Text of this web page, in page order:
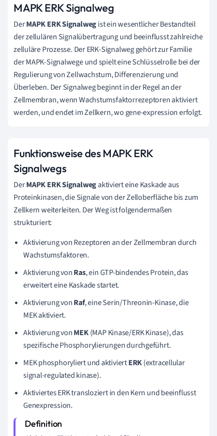
MAPK ERK Signalweg
DerMAPK ERK Signalwegist ein wesentlicher Bestandteil
der zellulären Signalübertragung und beeinflusst zahlreiche
zelluläre Prozesse. Der ERK-Signalweg gehört zur Familie
der MAPK-Signalwege und spielt eine Schlüsselrolle bei der
Regulierung von Zellwachstum, Differenzierung und
Überleben. Der Signalweg beginnt in der Regel an der
Zellmembran, wenn Wachstumsfaktorrezeptoren aktiviert
werden, und endet im Zellkern, wo gene-expression erfolgt.
Funktionsweise des MAPK ERK
Signalwegs
DerMAPK ERK Signalwegaktiviert eine Kaskade aus
Proteinkinasen, die Signale von der Zelloberfläche bis zum
Zellkern weiterleiten. Der Weg ist folgendermaßen
strukturiert:
Aktivierung von Rezeptoren an der Zellmembran durch
Wachstumsfaktoren.
Aktivierung vonRas, ein GTP-bindendes Protein, das
erweitert eine Kaskade startet.
Aktivierung vonRaf, eine Serin/Threonin-Kinase, die
MEK aktiviert.
Aktivierung vonMEK(MAP Kinase/ERK Kinase), das
spezifische Phosphorylierungen durchgeführt.
MEK phosphoryliert und aktiviertERK(extracellular
signal-regulated kinase).
Aktiviertes ERK transloziert in den Kern und beeinflusst
Genexpression.